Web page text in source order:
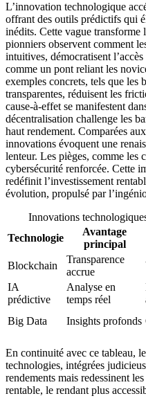
L’innovation technologique
offrant des outils prédictifs qui
inédits. Cette vague transforme
pionniers observent comment
intuitives, démocratisent
comme un pont reliant les
exemples concrets, tels que les
transparentes, réduisent les
cause-à-effet se manifestent
décentralisation challenge les
haut rendement. Comparées
innovations évoquent une
lenteur. Les pièges, comme les
cybersécurité renforcée. Cette
redéfinit l’investissement
évolution, propulsé par
Innovations
Technologie
Avantage
principal
Blockchain
Transparence
accrue
IA
prédictive
Analyse en
temps réel
Big Data Insights profonds
En continuité avec ce tableau,
technologies, intégrées
rendements mais redessinent
rentable, le rendant plus